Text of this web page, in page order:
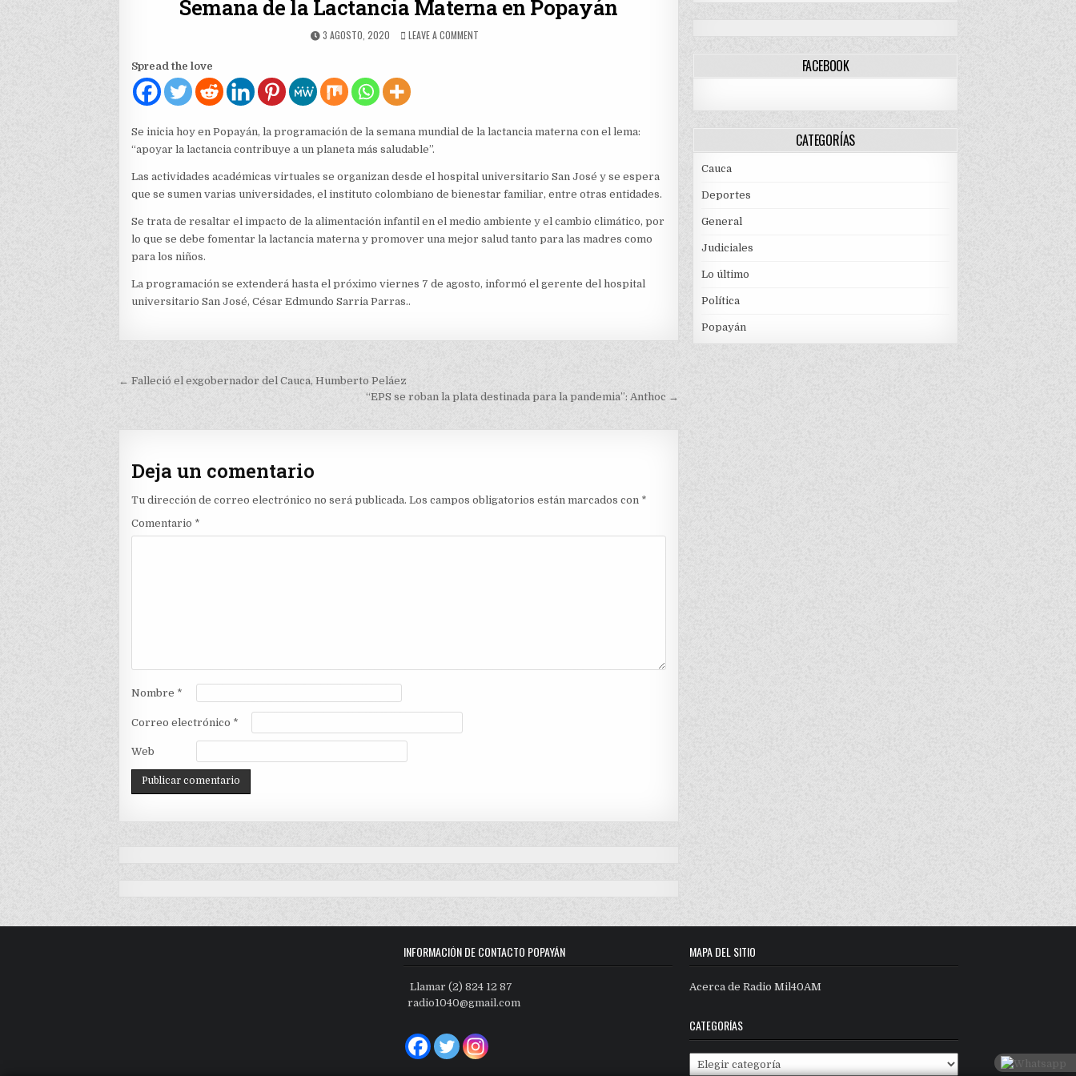
Semana de la Lactancia Materna en Popayán
PUBLISHED
3 AGOSTO, 2020 LEAVE A COMMENT
POPAYÁN
Spread the love
Se inicia hoy en Popayán, la programación de la semana mundial de la lactancia materna con el lema:
“apoyar la lactancia contribuye a un planeta más saludable”.
Las actividades académicas virtuales se organizan desde el hospital universitario San José y se espera
que se sumen varias universidades, el instituto colombiano de bienestar familiar, entre otras entidades.
Se trata de resaltar el impacto de la alimentación infantil en el medio ambiente y el cambio climático, por
lo que se debe fomentar la lactancia materna y promover una mejor salud tanto para las madres como
para los niños.
La programación se extenderá hasta el próximo viernes 7 de agosto, informó el gerente del hospital
universitario San José, César Edmundo Sarria Parras..
Navegación
entradas
← Falleció el exgobernador del Cauca, Humberto Peláez
“EPS se roban la plata destinada para la pandemia”: Anthoc →
Deja un comentario
Tu dirección de correo electrónico no será publicada. Los campos obligatorios están marcados con *
Comentario *
Nombre *
Correo electrónico *
Web
FACEBOOK
CATEGORÍAS
Cauca
Deportes
General
Judiciales
Lo último
Política
Popayán
INFORMACIÓN DE CONTACTO POPAYÁN
Llamar (2) 824 12 87
radio1040@gmail.com
MAPA DEL SITIO
Acerca de Radio Mil40AM
CATEGORÍAS
Categorías